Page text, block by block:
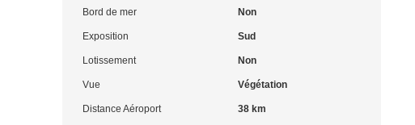
Bord de mer Non
Exposition Sud
Lotissement Non
Vue Végétation
Distance Aéroport 38 km